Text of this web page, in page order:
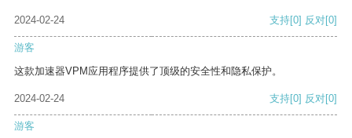
2024-02-24 支持[0] 反对[0]
游客
这款加速器VPM应用程序提供了顶级的安全性和隐私保护。
2024-02-24 支持[0] 反对[0]
游客